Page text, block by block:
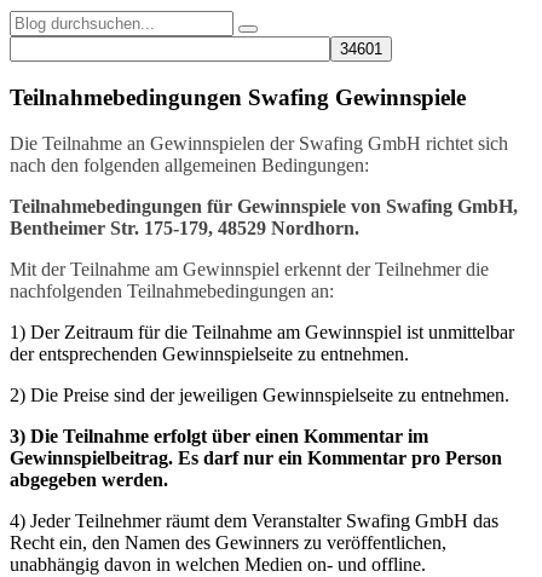
Teilnahmebedingungen Swafing Gewinnspiele
Die Teilnahme an Gewinnspielen der Swafing GmbH richtet sich
nach den folgenden allgemeinen Bedingungen:
Teilnahmebedingungen für Gewinnspiele von Swafing GmbH,
Bentheimer Str. 175-179, 48529 Nordhorn.
Mit der Teilnahme am Gewinnspiel erkennt der Teilnehmer die
nachfolgenden Teilnahmebedingungen an:
1) Der Zeitraum für die Teilnahme am Gewinnspiel ist unmittelbar
der entsprechenden Gewinnspielseite zu entnehmen.
2) Die Preise sind der jeweiligen Gewinnspielseite zu entnehmen.
3) Die Teilnahme erfolgt über einen Kommentar im
Gewinnspielbeitrag. Es darf nur ein Kommentar pro Person
abgegeben werden.
4) Jeder Teilnehmer räumt dem Veranstalter Swafing GmbH das
Recht ein, den Namen des Gewinners zu veröffentlichen,
unabhängig davon in welchen Medien on- und offline.